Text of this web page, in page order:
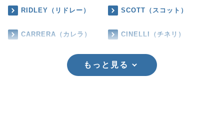
RIDLEY（リドレー） SCOTT（スコット）
CARRERA（カレラ） CINELLI（チネリ）
もっと見る